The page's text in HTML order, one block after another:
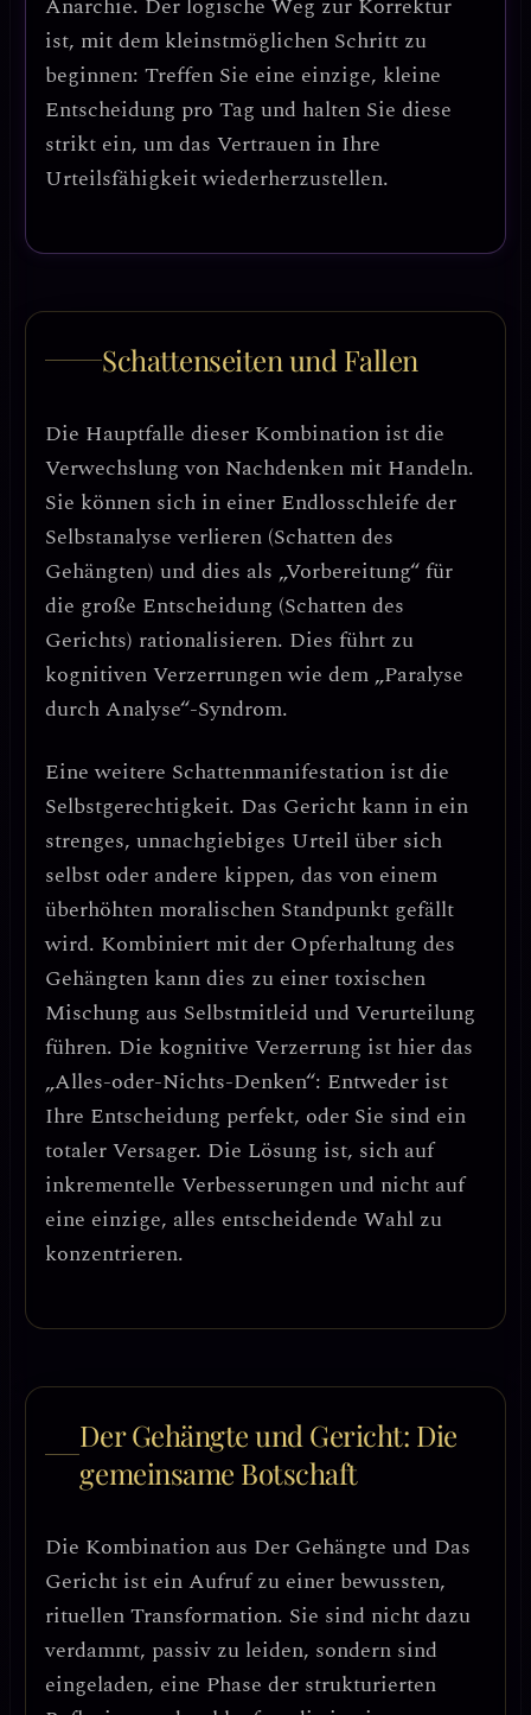
Anarchie. Der logische Weg zur Korrektur
ist, mit dem kleinstmöglichen Schritt zu
beginnen: Treffen Sie eine einzige, kleine
Entscheidung pro Tag und halten Sie diese
strikt ein, um das Vertrauen in Ihre
Urteilsfähigkeit wiederherzustellen.
Schattenseiten und Fallen
Die Hauptfalle dieser Kombination ist die
Verwechslung von Nachdenken mit Handeln.
Sie können sich in einer Endlosschleife der
Selbstanalyse verlieren (Schatten des
Gehängten) und dies als „Vorbereitung“ für
die große Entscheidung (Schatten des
Gerichts) rationalisieren. Dies führt zu
kognitiven Verzerrungenwie dem „Paralyse
durch Analyse“-Syndrom.
Eine weitere Schattenmanifestation ist die
Selbstgerechtigkeit. Das Gericht kann in ein
strenges, unnachgiebiges Urteil über sich
selbst oder andere kippen, das von einem
überhöhten moralischen Standpunkt gefällt
wird. Kombiniert mit der Opferhaltung des
Gehängten kann dies zu einer toxischen
Mischung aus Selbstmitleid und Verurteilung
führen. Die kognitive Verzerrung ist hier das
„Alles-oder-Nichts-Denken“: Entweder ist
Ihre Entscheidung perfekt, oder Sie sind ein
totaler Versager. Die Lösung ist, sich auf
inkrementelle Verbesserungenund nicht auf
eine einzige, alles entscheidende Wahl zu
konzentrieren.
Der Gehängte und Gericht: Die
gemeinsame Botschaft
Die Kombination aus Der Gehängte und Das
Gericht ist einAufruf zu einer bewussten,
rituellen Transformation. Sie sind nicht dazu
verdammt, passiv zu leiden, sondern sind
eingeladen, eine Phase der strukturierten